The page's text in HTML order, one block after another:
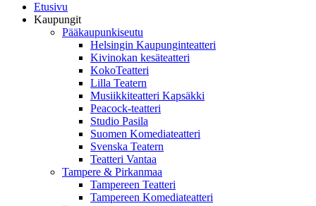
Etusivu
Kaupungit
Pääkaupunkiseutu
Helsingin Kaupunginteatteri
Kivinokan kesäteatteri
KokoTeatteri
Lilla Teatern
Musiikkiteatteri Kapsäkki
Peacock-teatteri
Studio Pasila
Suomen Komediateatteri
Svenska Teatern
Teatteri Vantaa
Tampere & Pirkanmaa
Tampereen Teatteri
Tampereen Komediateatteri